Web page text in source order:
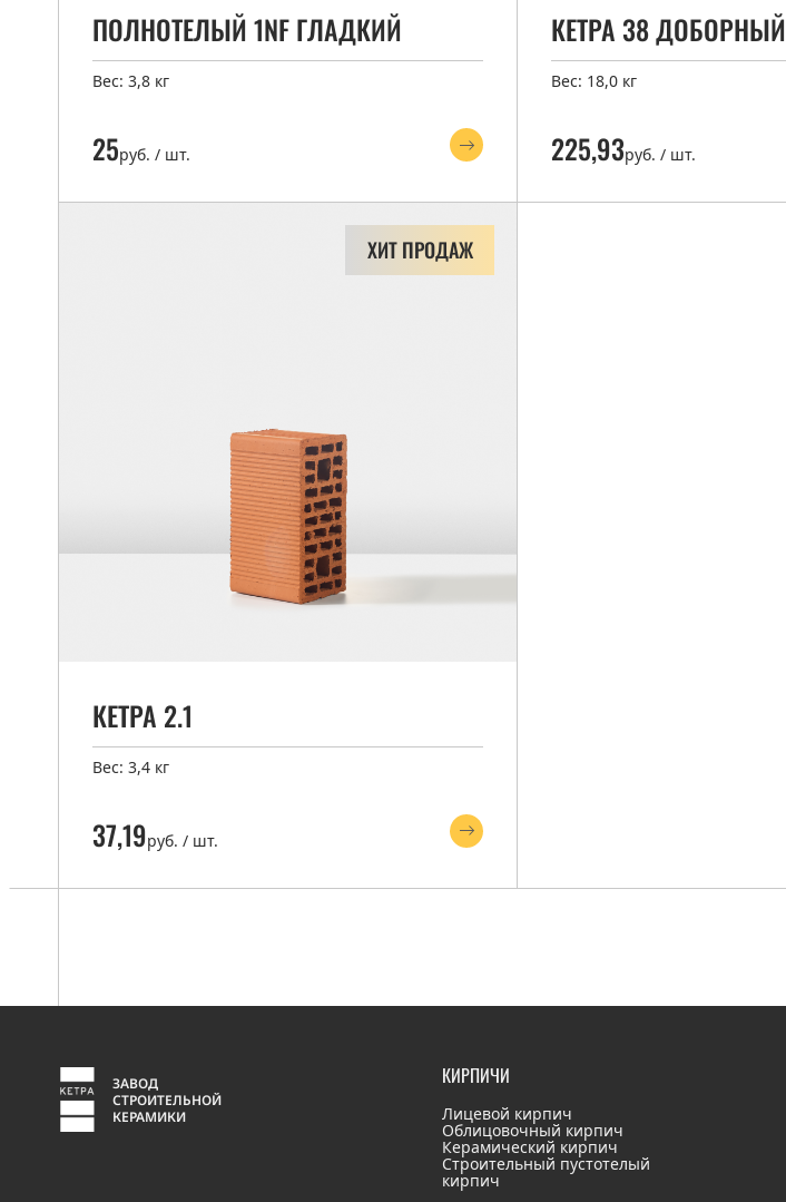
ПОЛНОТЕЛЫЙ 1NF ГЛАДКИЙ
Вес: 3,8 кг
25руб. / шт.
КЕТРА 38 ДОБОРНЫЙ
Вес: 18,0 кг
225,93руб. / шт.
ХИТ ПРОДАЖ
КЕТРА 2.1
Вес: 3,4 кг
37,19руб. / шт.
ЗАВОД
СТРОИТЕЛЬНОЙ
КЕРАМИКИ
КИРПИЧИ
Лицевой кирпич
Облицовочный кирпич
Керамический кирпич
Строительный пустотелый
кирпич